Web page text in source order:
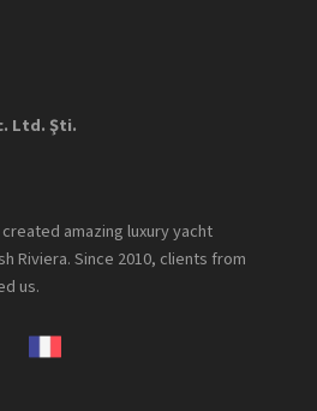
Ltd. Şti.
amazing luxury yacht
Riviera. Since 2010, clients from
us.